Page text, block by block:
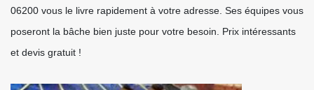
06200 vous le livre rapidement à votre adresse. Ses équipes vous
poseront la bâche bien juste pour votre besoin. Prix intéressants
et devis gratuit !